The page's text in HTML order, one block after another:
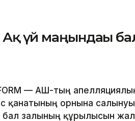
үй маңындағы
— АҚШ-тың
қанатының орнына
залының құрылысын